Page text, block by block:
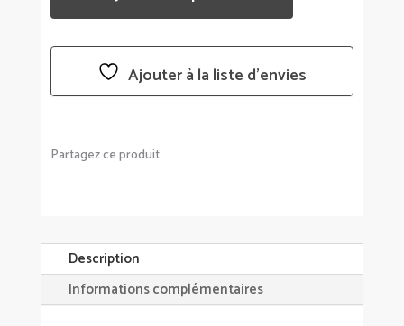
PLAGE
PESTAMAL
MARINIÈRE
2
Ajouter à la liste d’envies
Partagez ce produit
Description
Informations complémentaires